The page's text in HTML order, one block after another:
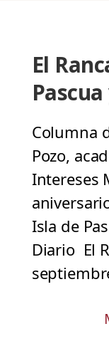
El
Columna
Pozo,
Intereses
Isla de
Diario El